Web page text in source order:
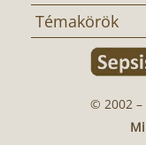
Témakörök
© 2002 –